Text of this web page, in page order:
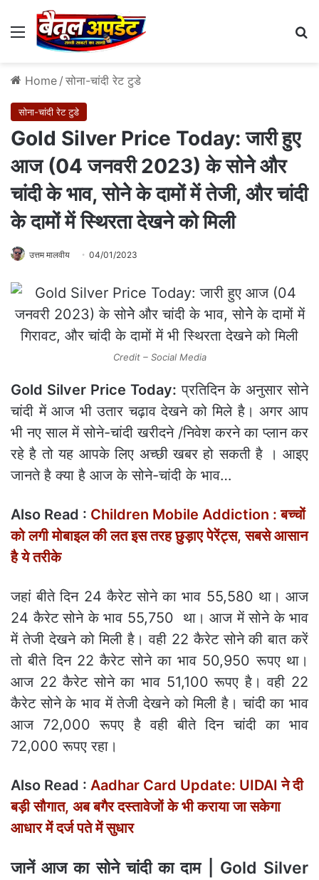
Menu
Home / सोना-चांदी रेट टुडे
सोना-चांदी रेट टुडे
Gold Silver Price Today: जारी हुए
आज (04 जनवरी 2023) के सोनेे और
चांदी के भाव, सोनेे के दामों में तेजी, और चांदी
के दामों में स्थिरता देखने को मिली
उत्तम मालवीय 04/01/2023
Credit – Social Media
Gold Silver Price Today: प्रतिदिन के अनुसार सोने
चांदी में आज भी उतार चढ़ाव देखने को मिले है। अगर आप
भी नए साल में सोने-चांदी खरीदने /निवेश करने का प्‍लान कर
रहे है तो यह आपके लिए अच्‍छी खबर हो सकती है । आइए
जानते है क्‍या है आज के सोने-चांदी के भाव…
Also Read : Children Mobile Addiction : बच्चों
को लगी मोबाइल की लत इस तरह छुड़ाए पेरेंट्स, सबसे आसान
है ये तरीके
जहां बीते दिन 24 कैरेट सोने का भाव 55,580 था। आज
24 कैरेट सोने के भाव 55,750 था। आज में सोने के भाव
में तेजी देखने को मिली है। वही 22 कैरेट सोने की बात करें
तो बीते दिन 22 कैरेट सोने का भाव 50,950 रूपए था।
आज 22 कैरेट सोने का भाव 51,100 रूपए है। वही 22
कैरेट सोने के भाव में तेजी देखने को मिली है। चांदी का भाव
आज 72,000 रूपए है वही बीते दिन चांदी का भाव
72,000 रूपए रहा।
Also Read : Aadhar Card Update: UIDAI ने दी
बड़ी सौगात, अब बगैर दस्तावेजों के भी कराया जा सकेगा
आधार में दर्ज पते में सुधार
जानें आज का सोने चांदी का दाम | Gold Silver